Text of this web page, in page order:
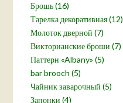
Брошь (16)
Тарелка декоративная (12)
Молоток дверной (7)
Викторианские броши (7)
Паттерн «Albany» (5)
bar brooch (5)
Чайник заварочный (5)
Запонки (4)